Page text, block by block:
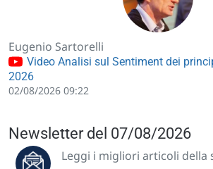
Eugenio Sartorelli
Video Analisi sul Sentiment dei
2026
02/08/2026 09:22
Newsletter del 07/08/2026
Leggi i migliori articoli della